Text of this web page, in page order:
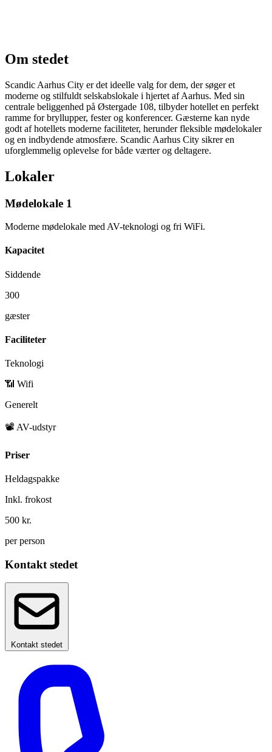
Om stedet
Scandic Aarhus City er det ideelle valg for dem, der søger et
moderne og stilfuldt selskabslokale i hjertet af Aarhus. Med sin
centrale beliggenhed på Østergade 108, tilbyder hotellet en perfekt
ramme for bryllupper, fester og konferencer. Gæsterne kan nyde
godt af hotellets moderne faciliteter, herunder fleksible mødelokaler
og en indbydende atmosfære. Scandic Aarhus City sikrer en
uforglemmelig oplevelse for både værter og deltagere.
Lokaler
Mødelokale 1
Moderne mødelokale med AV-teknologi og fri WiFi.
Kapacitet
Siddende
300
gæster
Faciliteter
Teknologi
📶 Wifi
Generelt
📽️ AV-udstyr
Priser
Heldagspakke
Inkl. frokost
500 kr.
per person
Kontakt stedet
Kontakt stedet